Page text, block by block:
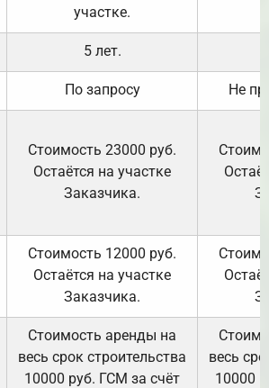
участке.
5 лет.
По запросу Не
Стоимость 23000 руб.
Остаётся на участке
Заказчика.
Стоимость 12000 руб.
Остаётся на участке
Заказчика.
Стоимость аренды на
весь срок строительства
10000 руб. ГСМ за счёт
весь
10000